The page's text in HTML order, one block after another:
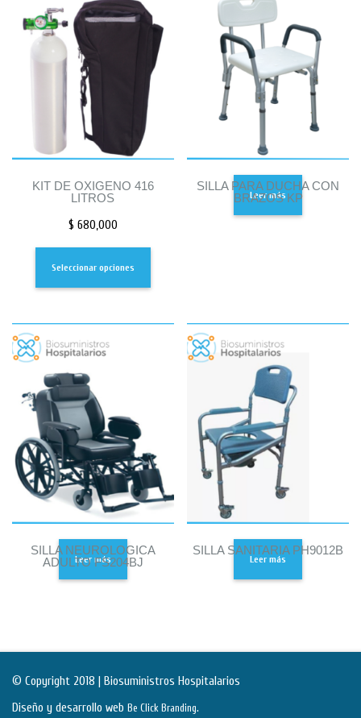
KIT DE OXIGENO 416
LITROS
$ 680,000
Seleccionar opciones
SILLA PARA DUCHA CON
BRAZOS KP
Leer más
SILLA NEUROLOGICA
ADULTO FS204BJ
Leer más
SILLA SANITARIA PH9012B
Leer más
© Copyright 2018 | Biosuministros Hospitalarios
Diseño y desarrollo web Be Click Branding.